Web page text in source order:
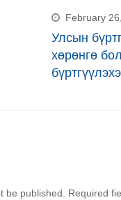
February
Улсын
хөрөнгө
be published. Required